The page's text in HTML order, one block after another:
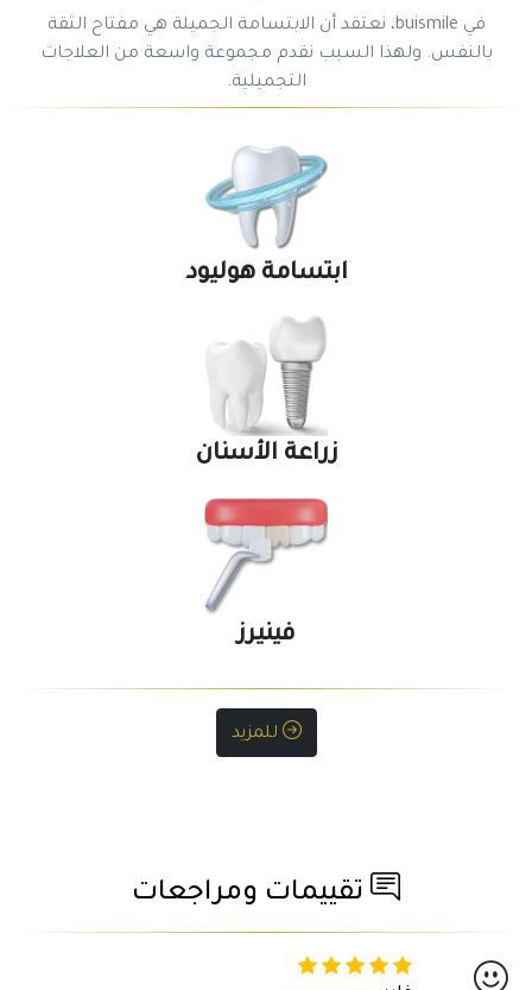
في buismile، نعتقد أن الابتسامة الجميلة هي مفتاح الثقة
بالنفس. ولهذا السبب نقدم مجموعة واسعة من العلاجات
التجميلية.
ابتسامة هوليود
زراعة الأسنان
فينيرز
للمزيد
تقييمات ومراجعات